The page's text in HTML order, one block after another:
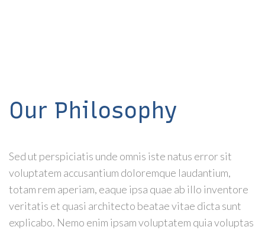
Our Philosophy
Sed ut perspiciatis unde omnis iste natus error sit
voluptatem accusantium doloremque laudantium,
totam rem aperiam, eaque ipsa quae ab illo inventore
veritatis et quasi architecto beatae vitae dicta sunt
explicabo. Nemo enim ipsam voluptatem quia voluptas